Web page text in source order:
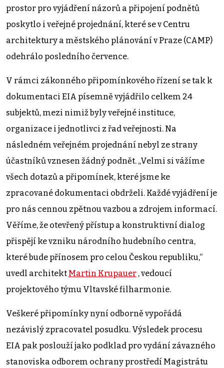
prostor pro vyjádření názorů a připojení podnětů
poskytlo i veřejné projednání, které se v Centru
architektury a městského plánování v Praze (CAMP)
odehrálo posledního července.
V rámci zákonného připomínkového řízení se tak k
dokumentaci EIA písemně vyjádřilo celkem 24
subjektů, mezi nimiž byly veřejné instituce,
organizace i jednotlivci z řad veřejnosti. Na
následném veřejném projednání nebyl ze strany
účastníků vznesen žádný podnět. „Velmi si vážíme
všech dotazů a připomínek, které jsme ke
zpracované dokumentaci obdrželi. Každé vyjádření je
pro nás cennou zpětnou vazbou a zdrojem informací.
Věříme, že otevřený přístup a konstruktivní dialog
přispějí ke vzniku národního hudebního centra,
které bude přínosem pro celou Českou republiku,“
uvedl architekt Martin Krupauer , vedoucí
projektového týmu Vltavské filharmonie.
Veškeré připomínky nyní odborně vypořádá
nezávislý zpracovatel posudku. Výsledek procesu
EIA pak poslouží jako podklad pro vydání závazného
stanoviska odborem ochrany prostředí Magistrátu